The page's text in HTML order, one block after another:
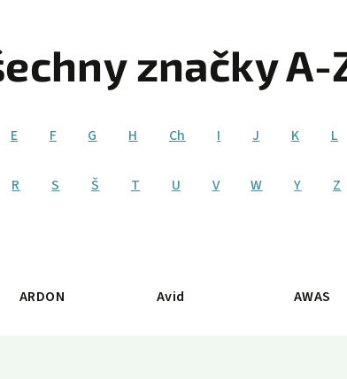
značky A-
E F G H Ch I J K L
R S Š T U V W Y Z
ARDON Avid AWAS